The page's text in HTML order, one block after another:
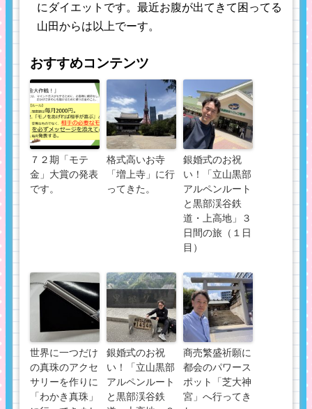
にダイエットです。最近お腹が出てきて困ってる
山田からは以上でーす。
おすすめコンテンツ
７２期「モテ
金」大賞の発表
です。
格式高いお寺
「増上寺」に行
ってきた。
銀婚式のお祝
い！「立山黒部
アルペンルート
と黒部渓谷鉄
道・上高地」３
日間の旅（１日
目）
世界に一つだけ
の真珠のアクセ
サリーを作りに
「わかき真珠」
銀婚式のお祝
い！「立山黒部
アルペンルート
と黒部渓谷鉄
商売繁盛祈願に
都会のパワース
ポット「芝大神
宮」へ行ってき